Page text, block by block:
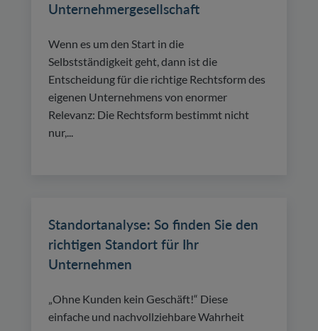
Unternehmergesellschaft
Wenn es um den Start in die
Selbstständigkeit geht, dann ist die
Entscheidung für die richtige Rechtsform des
eigenen Unternehmens von enormer
Relevanz: Die Rechtsform bestimmt nicht
nur,...
Standortanalyse: So finden Sie den
richtigen Standort für Ihr
Unternehmen
„Ohne Kunden kein Geschäft!“ Diese
einfache und nachvollziehbare Wahrheit